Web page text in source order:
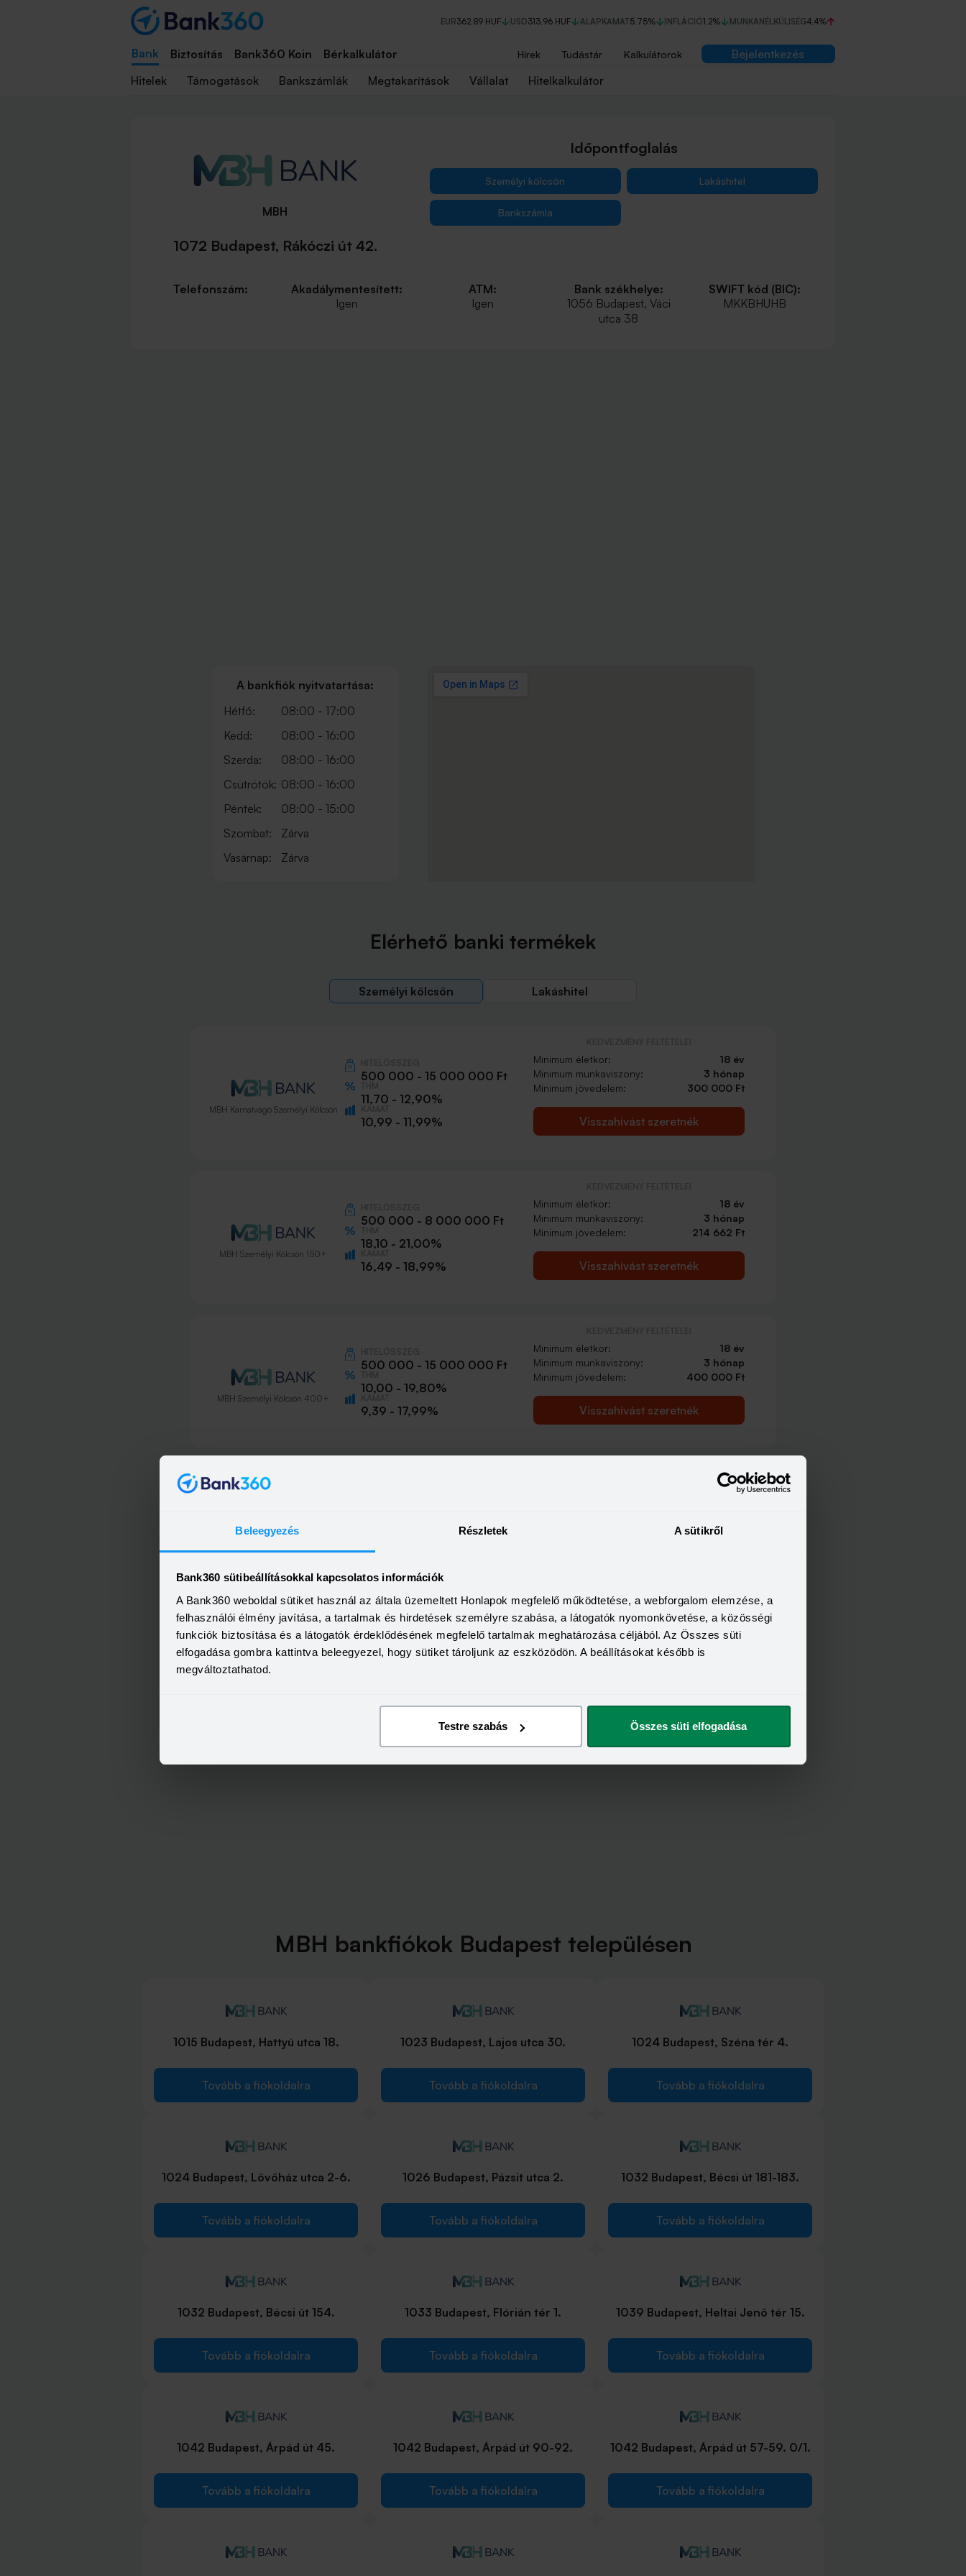
Beleegyezés Részletek A sütikről
Bank360 sütibeállításokkal kapcsolatos információk
A Bank360 weboldal sütiket használ az általa üzemeltett Honlapok megfelelő működtetése, a webforgalom elemzése, a
felhasználói élmény javítása, a tartalmak és hirdetések személyre szabása, a látogatók nyomonkövetése, a közösségi
funkciók biztosítása és a látogatók érdeklődésének megfelelő tartalmak meghatározása céljából. Az Összes süti
elfogadása gombra kattintva beleegyezel, hogy sütiket tároljunk az eszközödön. A beállításokat később is
megváltoztathatod.
Testre szabás Összes süti elfogadása
EUR362,89 HUF USD313,96 HUF ALAPKAMAT5,75% INFLÁCIÓ1,2% MUNKANÉLKÜLISÉG4,4%
Bank Biztosítás Bank360 Koin Bérkalkulátor Hírek Tudástár Kalkulátorok
Bejelentkezés
Hitelek
Támogatások Bankszámlák Megtakarítások Vállalat Hitelkalkulátor
MBH
1072 Budapest, Rákóczi út 42.
Időpontfoglalás
Személyi kölcsön Lakáshitel
Bankszámla
Telefonszám:
Akadálymentesített:
Igen
ATM:
Igen
Bank székhelye:
1056 Budapest, Váci
utca 38
SWIFT kód (BIC):
MKKBHUHB
A bankfiók nyitvatartása:
Hétfő:
08:00 - 17:00
Kedd:
08:00 - 16:00
Szerda:
08:00 - 16:00
Csütrötök: 08:00 - 16:00
Péntek:
08:00 - 15:00
Szombat:
Zárva
Vasárnap:
Zárva
Elérhető banki termékek
Személyi kölcsön Lakáshitel
MBH Kamatvágó Személyi Kölcsön
500 000 - 15 000 000 Ft
11,70 - 12,90%
10,99 - 11,99%
Minimum életkor:
18 év
Minimum munkaviszony:
3 hónap
Minimum jövedelem:
300 000 Ft
Visszahívást szeretnék
MBH Személyi Kölcsön 150+
500 000 - 8 000 000 Ft
18,10 - 21,00%
16,49 - 18,99%
Minimum életkor:
18 év
Minimum munkaviszony:
3 hónap
Minimum jövedelem:
214 662 Ft
Visszahívást szeretnék
MBH Személyi Kölcsön 400+
500 000 - 15 000 000 Ft
10,00 - 19,80%
9,39 - 17,99%
Minimum életkor:
18 év
Minimum munkaviszony:
3 hónap
Minimum jövedelem:
400 000 Ft
Visszahívást szeretnék
Minősített Fogyasztóbarát Személyi
14,49 - 14,49%
25 év
MBH bankfiókok Budapest településen
1015 Budapest, Hattyú utca 18.
Tovább a fiókoldalra
1023 Budapest, Lajos utca 30.
Tovább a fiókoldalra
1024 Budapest, Széna tér 4.
Tovább a fiókoldalra
1024 Budapest, Lövőház utca 2-6.
Tovább a fiókoldalra
1026 Budapest, Pázsit utca 2.
Tovább a fiókoldalra
1032 Budapest, Bécsi út 181-183.
Tovább a fiókoldalra
1032 Budapest, Bécsi út 154.
Tovább a fiókoldalra
1033 Budapest, Flórián tér 1.
Tovább a fiókoldalra
1039 Budapest, Heltai Jenő tér 15.
Tovább a fiókoldalra
1042 Budapest, Árpád út 45.
Tovább a fiókoldalra
1042 Budapest, Árpád út 90-92.
Tovább a fiókoldalra
1042 Budapest, Árpád út 57-59. 0/1.
Tovább a fiókoldalra